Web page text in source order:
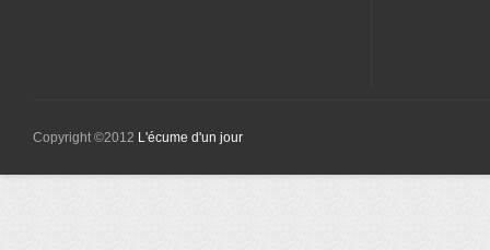
Copyright ©2012 L'écume d'un jour